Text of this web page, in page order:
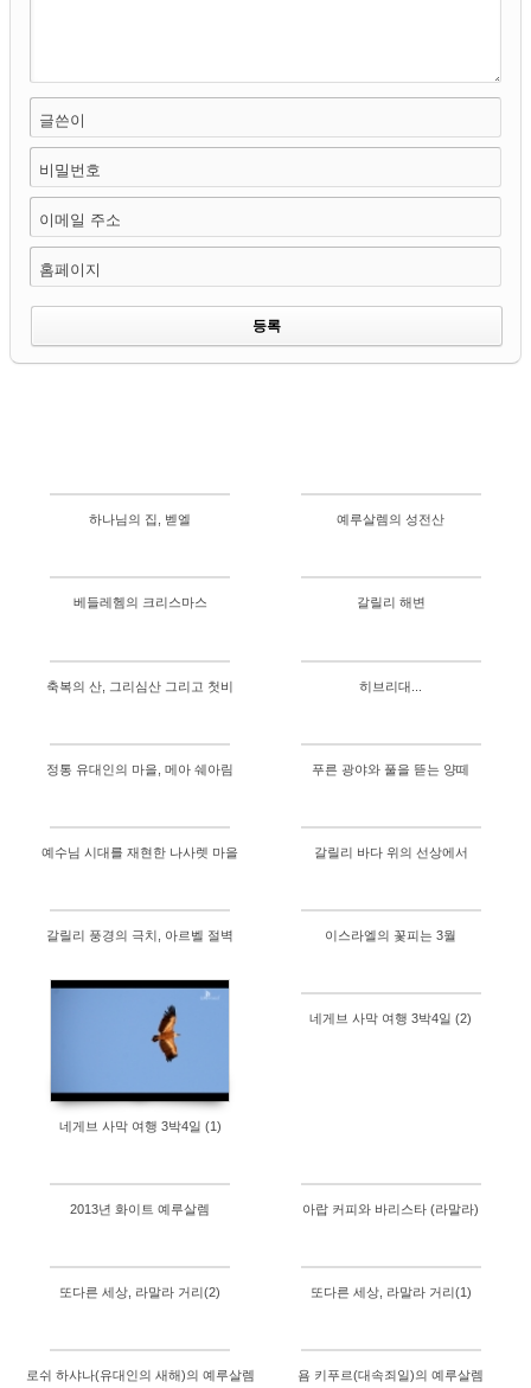
글쓴이
비밀번호
이메일 주소
홈페이지
하나님의 집, 벧엘 예루살렘의 성전산
베들레헴의 크리스마스 갈릴리 해변
축복의 산, 그리심산 그리고 첫비 히브리대...
정통 유대인의 마을, 메아 쉐아림 푸른 광야와 풀을 뜯는 양떼
예수님 시대를 재현한 나사렛 마을 갈릴리 바다 위의 선상에서
갈릴리 풍경의 극치, 아르벨 절벽 이스라엘의 꽃피는 3월
네게브 사막 여행 3박4일 (1)
네게브 사막 여행 3박4일 (2)
2013년 화이트 예루살렘 아랍 커피와 바리스타 (라말라)
또다른 세상, 라말라 거리(2) 또다른 세상, 라말라 거리(1)
로쉬 하샤나(유대인의 새해)의 예루살렘 욤 키푸르(대속죄일)의 예루살렘